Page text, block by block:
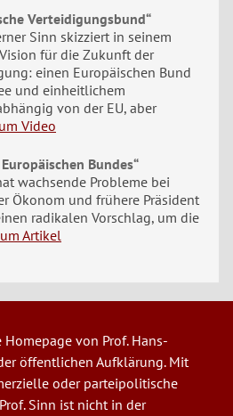
Verteidigungsbund“
Sinn skizziert in seinem
für die Zukunft der
einen Europäischen Bund
und einheitlichem
von der EU, aber
Video
Bundes“
wachsende Probleme bei
Ökonom und frühere Präsident
radikalen Vorschlag, um die
Artikel
von Prof. Hans-
öffentlichen Aufklärung. Mit
oder parteipolitische
Sinn ist nicht in der